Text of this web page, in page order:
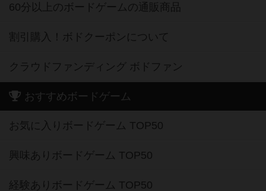
60分以上のボードゲームの通販商品
割引購入！ボドクーポンについて
クラウドファンディング ボドファン
おすすめボードゲーム
お気に入りボードゲーム TOP50
興味ありボードゲーム TOP50
経験ありボードゲーム TOP50